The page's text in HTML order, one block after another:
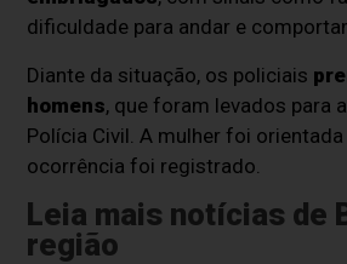
dificuldade para andar e
Diante da situação, os policiais
homens, que foram levados para
Polícia Civil. A mulher foi
ocorrência foi registrado.
Leia mais notícias de
região